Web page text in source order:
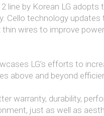
line by Korean LG adopts
Cello technology updates
thin wires to improve
LG’s efforts to
above and beyond
warranty, durability,
just as well as